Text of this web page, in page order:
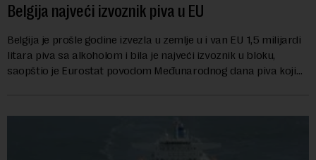
Belgija najveći izvoznik piva u EU
Belgija je prošle godine izvezla u zemlje u i van EU 1,5 milijardi
litara piva sa alkoholom i bila je najveći izvoznik u bloku,
saopštio je Eurostat povodom Međunarodnog dana piva koji